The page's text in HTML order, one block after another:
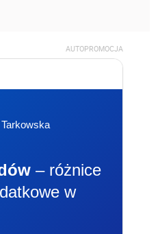
AUTOPROMOCJA
Tarkowska
– różnice
w